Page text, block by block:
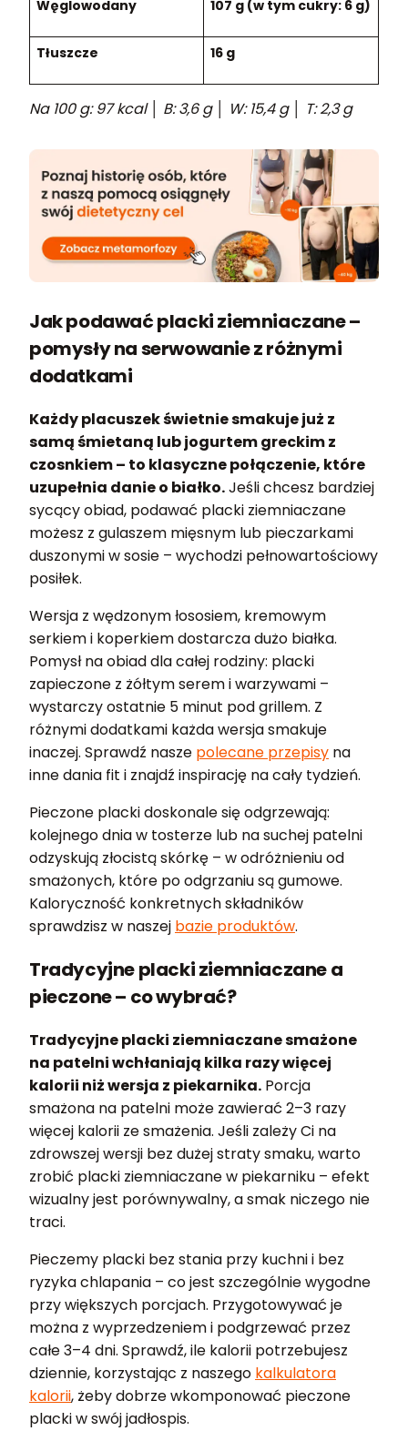
Węglowodany 107 g (w tym cukry: 6 g)
Tłuszcze 16 g
Na 100 g: 97 kcal │ B: 3,6 g │ W: 15,4 g │ T: 2,3 g
Jak podawać placki ziemniaczane –
pomysły na serwowanie z różnymi
dodatkami
Każdy placuszek świetnie smakuje już z
samą śmietaną lub jogurtem greckim z
czosnkiem – to klasyczne połączenie, które
uzupełnia danie o białko.Jeśli chcesz bardziej
sycący obiad, podawać placki ziemniaczane
możesz z gulaszem mięsnym lub pieczarkami
duszonymi w sosie – wychodzi pełnowartościowy
posiłek.
Wersja z wędzonym łososiem, kremowym
serkiem i koperkiem dostarcza dużo białka.
Pomysł na obiad dla całej rodziny: placki
zapieczone z żółtym serem i warzywami –
wystarczy ostatnie 5 minut pod grillem. Z
różnymi dodatkami każda wersja smakuje
inaczej. Sprawdź nasze polecane przepisy na
inne dania fit i znajdź inspirację na cały tydzień.
Pieczone placki doskonale się odgrzewają:
kolejnego dnia w tosterze lub na suchej patelni
odzyskują złocistą skórkę – w odróżnieniu od
smażonych, które po odgrzaniu są gumowe.
Kaloryczność konkretnych składników
sprawdzisz w naszej bazie produktów.
Tradycyjne placki ziemniaczane a
pieczone – co wybrać?
Tradycyjne placki ziemniaczane smażone
na patelni wchłaniają kilka razy więcej
kalorii niż wersja z piekarnika. Porcja
smażona na patelni może zawierać 2–3 razy
więcej kalorii ze smażenia. Jeśli zależy Ci na
zdrowszej wersji bez dużej straty smaku, warto
zrobić placki ziemniaczane w piekarniku – efekt
wizualny jest porównywalny, a smak niczego nie
traci.
Pieczemy placki bez stania przy kuchni i bez
ryzyka chlapania – co jest szczególnie wygodne
przy większych porcjach. Przygotowywać je
można z wyprzedzeniem i podgrzewać przez
całe 3–4 dni. Sprawdź, ile kalorii potrzebujesz
dziennie, korzystając z naszego kalkulatora
kalorii, żeby dobrze wkomponować pieczone
placki w swój jadłospis.